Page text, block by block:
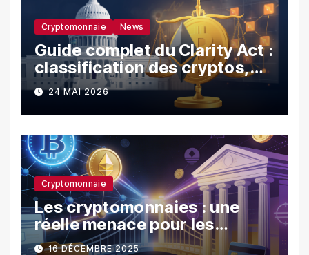
Cryptomonnaie News
Guide complet du Clarity Act :
classification des cryptos,
SEC vs CFTC, et impacts sur
les investisseurs
24 MAI 2026
Cryptomonnaie
Les cryptomonnaies : une
réelle menace pour les
banques ?
16 DÉCEMBRE 2025